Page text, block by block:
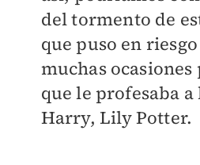
del tormento de
que puso en
muchas
que le profesaba
Harry, Lily Potter.